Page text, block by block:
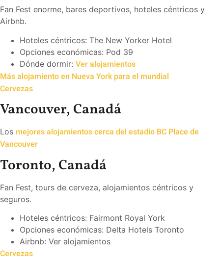
Fan Fest enorme, bares deportivos, hoteles céntricos y
Airbnb.
Hoteles céntricos: The New Yorker Hotel
Opciones económicas: Pod 39
Dónde dormir: Ver alojamientos
Más alojamiento en Nueva York para el mundial
Cervezas
Vancouver, Canadá
Los mejores alojamientos cerca del estadio BC Place de
Vancouver
Toronto, Canadá
Fan Fest, tours de cerveza, alojamientos céntricos y
seguros.
Hoteles céntricos: Fairmont Royal York
Opciones económicas: Delta Hotels Toronto
Airbnb: Ver alojamientos
Cervezas